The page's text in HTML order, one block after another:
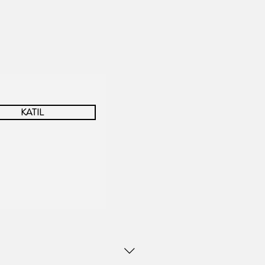
KATIL